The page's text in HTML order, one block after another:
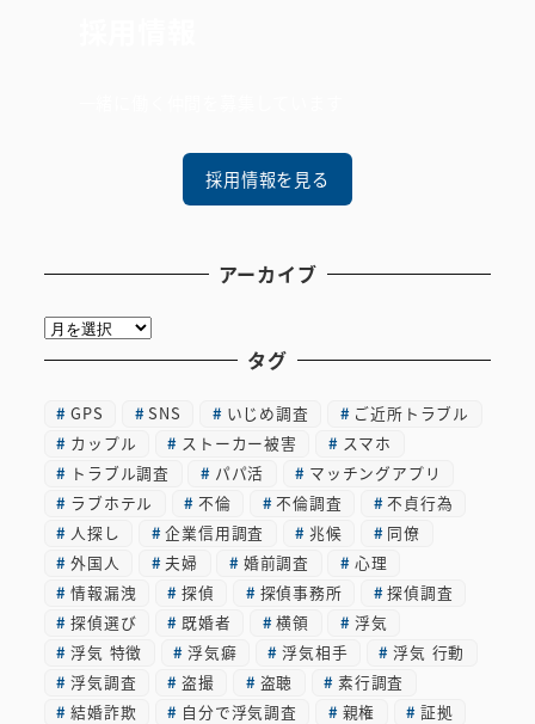
採用情報を見る
アーカイブ
ア
ー
イ
ブ
タグ
GPS SNS いじめ調査
ご近所トラブル
カップル
ストーカー被害
スマホ
トラブル調査
パパ活
マッチングアプリ
ラブホテル
不倫 不倫調査
不貞行為
人探し
企業信用調査 兆候
同僚
外国人
夫婦 婚前調査
心理
情報漏洩
探偵 探偵事務所
探偵調査
探偵選び
既婚者 横領
浮気
浮気 特徴
浮気癖 浮気相手
浮気 行動
浮気調査
盗撮 盗聴
素行調査
結婚詐欺
自分で浮気調査 親権 証拠